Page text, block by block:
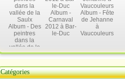
Album - Des
peintres
dans la
vallée de la
Saulx
Album -
Carnaval
2012 à Bar-
le-Duc
Album - Fête
de Jehanne
à
Vaucouleurs
Catégories